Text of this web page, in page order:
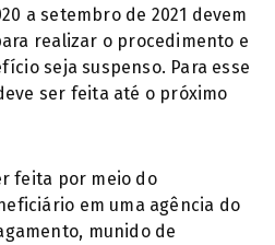
a setembro de 2021 devem
realizar o procedimento e
seja suspenso. Para esse
ser feita até o próximo
feita por meio do
em uma agência do
munido de